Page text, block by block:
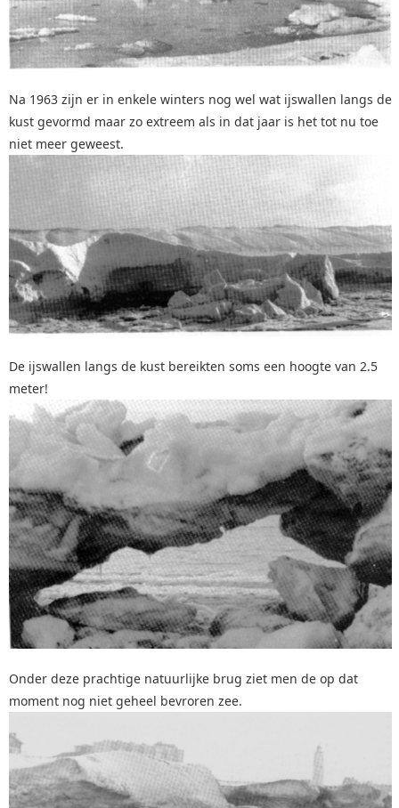
Na 1963 zijn er in enkele winters nog wel wat ijswallen langs de
kust gevormd maar zo extreem als in dat jaar is het tot nu toe
niet meer geweest.
De ijswallen langs de kust bereikten soms een hoogte van 2.5
meter!
Onder deze prachtige natuurlijke brug ziet men de op dat
moment nog niet geheel bevroren zee.